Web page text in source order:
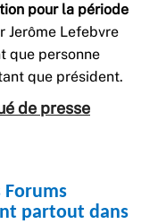
pour la période
Jerôme Lefebvre
que personne
que président.
de presse
Forums
partout dans